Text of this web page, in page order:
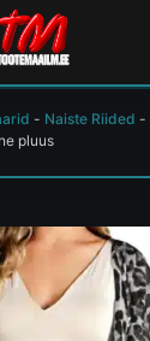
- Naiste Riided -
pluus